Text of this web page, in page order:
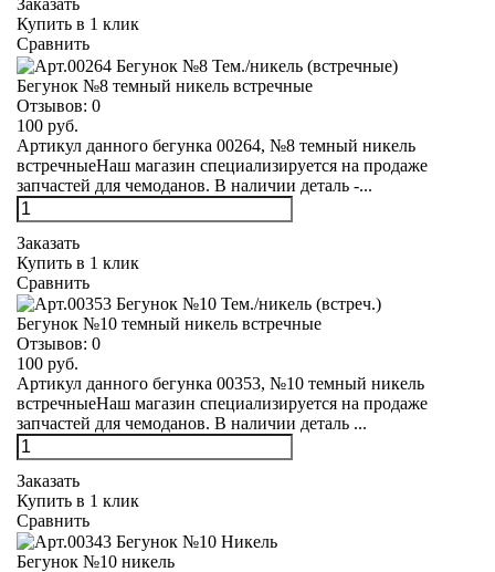
Заказать
Купить в 1 клик
Сравнить
Бегунок №8 темный никель встречные
Отзывов: 0
100 руб.
Артикул данного бегунка 00264, №8 темный никель
встречныеНаш магазин специализируется на продаже
запчастей для чемоданов. В наличии деталь -...
Заказать
Купить в 1 клик
Сравнить
Бегунок №10 темный никель встречные
Отзывов: 0
100 руб.
Артикул данного бегунка 00353, №10 темный никель
встречныеНаш магазин специализируется на продаже
запчастей для чемоданов. В наличии деталь ...
Заказать
Купить в 1 клик
Сравнить
Бегунок №10 никель